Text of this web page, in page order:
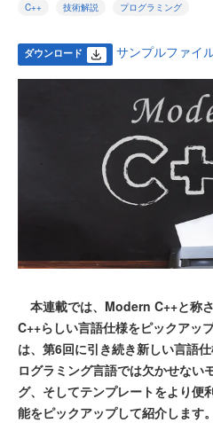
C++ 技術解説 プログラミング
ダウンロード サンプルファイ
本連載では、Modern C++と称
C++らしい言語仕様をピックアッ
は、第6回に引き続き新しい言語
ログラミング言語では欠かせない
グ、そしてテンプレートをより便
能をピックアップして紹介します。